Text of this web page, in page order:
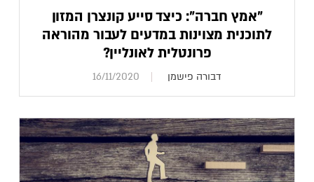
"אמץ חברה": כיצד סייע קונצרן המזון
לתוכנית מצוינות במדעים לעבור מהוראה
פרונטלית לאונליין?
דבורה פישמן 16/11/2020